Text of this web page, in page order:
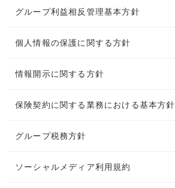
グループ利益相反管理基本方針
個人情報の保護に関する方針
情報開示に関する方針
保険契約に関する業務における基本方針
グループ税務方針
ソーシャルメディア利用規約